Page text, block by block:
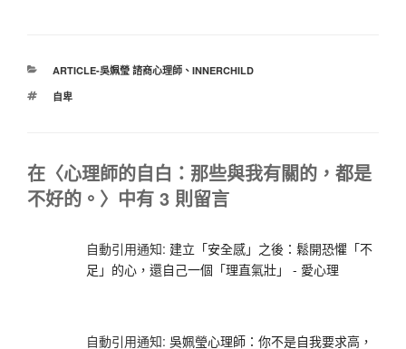
分
ARTICLE-吳姵瑩 諮商心理師、 INNERCHILD
標
自卑
在〈心理師的自白：那些與我有關的，都是
不好的。〉中有 3 則留言
自動引用通知: 建立「安全感」之後：鬆開恐懼「不
足」的心，還自己一個「理直氣壯」 - 愛心理
自動引用通知: 吳姵瑩心理師：你不是自我要求高，